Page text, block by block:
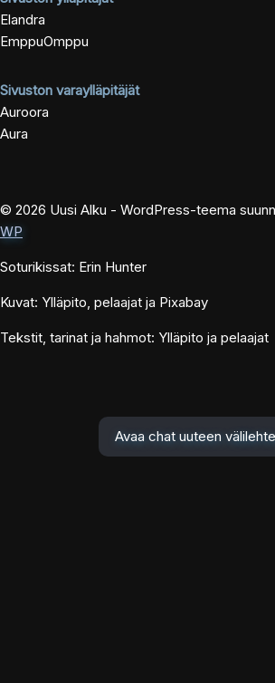
Elandra
EmppuOmppu
Sivuston varaylläpitäjät
Auroora
Aura
© 2026 Uusi Alku - WordPress-teema
WP
Soturikissat: Erin Hunter
Kuvat: Ylläpito, pelaajat ja Pixabay
Tekstit, tarinat ja hahmot: Ylläpito ja pelaajat
Avaa chat uuteen